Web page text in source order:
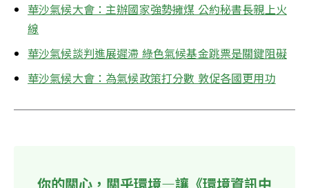
華沙氣候大會：主辦國家強勢擁煤 公約秘書長親上火
線
華沙氣候談判進展遲滯 綠色氣候基金跳票是關鍵阻礙
華沙氣候大會：為氣候政策打分數 敦促各國更用功
你的關心，關乎環境—讓《環境資訊中